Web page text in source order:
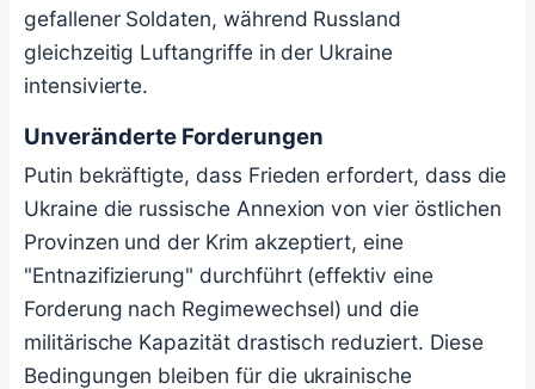
gefallener Soldaten, während Russland
gleichzeitig Luftangriffe in der Ukraine
intensivierte.
Unveränderte Forderungen
Putin bekräftigte, dass Frieden erfordert, dass die
Ukraine die russische Annexion von vier östlichen
Provinzen und der Krim akzeptiert, eine
"Entnazifizierung" durchführt (effektiv eine
Forderung nach Regimewechsel) und die
militärische Kapazität drastisch reduziert. Diese
Bedingungen bleiben für die ukrainische